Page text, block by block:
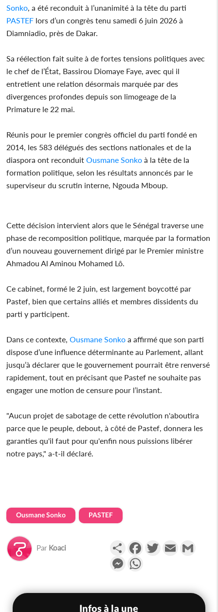
Sonko, a été reconduit à l’unanimité à la tête du parti
PASTEF lors d’un congrès tenu samedi 6 juin 2026 à
Diamniadio, près de Dakar.
Sa réélection fait suite à de fortes tensions politiques avec
le chef de l’État, Bassirou Diomaye Faye, avec qui il
entretient une relation désormais marquée par des
divergences profondes depuis son limogeage de la
Primature le 22 mai.
Réunis pour le premier congrès officiel du parti fondé en
2014, les 583 délégués des sections nationales et de la
diaspora ont reconduitOusmane Sonko à la tête de la
formation politique, selon les résultats annoncés par le
superviseur du scrutin interne, Ngouda Mboup.
Cette décision intervient alors que le Sénégal traverse une
phase de recomposition politique, marquée par la formation
d’un nouveau gouvernement dirigé par le Premier ministre
Ahmadou Al Aminou Mohamed Lô.
Ce cabinet, formé le 2 juin, est largement boycotté par
Pastef, bien que certains alliés et membres dissidents du
parti y participent.
Dans ce contexte,Ousmane Sonko a affirmé que son parti
dispose d’une influence déterminante au Parlement, allant
jusqu’à déclarer que le gouvernement pourrait être renversé
rapidement, tout en précisant que Pastef ne souhaite pas
engager une motion de censure pour l’instant.
"Aucun projet de sabotage de cette révolution n'aboutira
parce que le peuple, debout, à côté de Pastef, donnera les
garanties qu'il faut pour qu'enfin nous puissions libérer
notre pays," a-t-il déclaré.
Ousmane Sonko PASTEF
Par Koaci PartagerFacebookTwitterEmail
Messenger
Infos à la une